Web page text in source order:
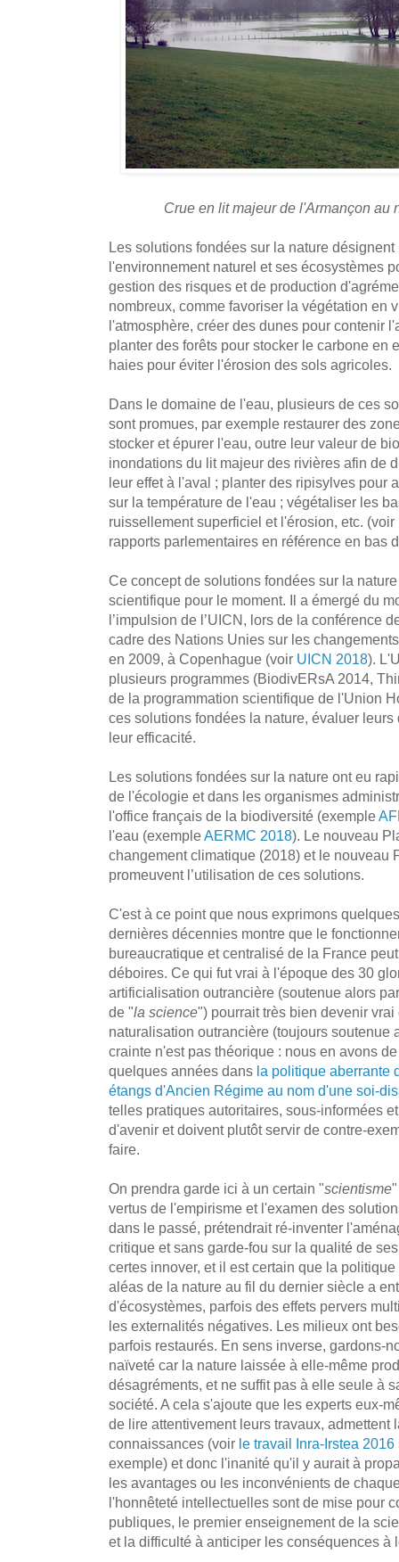
Crue en lit majeur de l'Armançon au
Les solutions fondées sur la nature
l'environnement naturel et ses écosystèmes
gestion des risques et de production
nombreux, comme favoriser la végétation en
l'atmosphère, créer des dunes pour contenir
planter des forêts pour stocker le carbone en
haies pour éviter l'érosion des sols agricoles.
Dans le domaine de l'eau, plusieurs de ces
sont promues, par exemple restaurer des
stocker et épurer l'eau, outre leur valeur de
inondations du lit majeur des rivières afin de
leur effet à l'aval ; planter des ripisylves pour
sur la température de l'eau ; végétaliser les
ruissellement superficiel et l'érosion, etc. (voir
rapports parlementaires en référence en bas
Ce concept de solutions fondées sur la
scientifique pour le moment. Il a émergé du
l’impulsion de l’UICN, lors de la conférence
cadre des Nations Unies sur les
en 2009, à Copenhague (voir UICN 2018).
plusieurs programmes (BiodivERsA 2014,
de la programmation scientifique de l'Union
ces solutions fondées la nature, évaluer
leur efficacité.
Les solutions fondées sur la nature ont eu
de l'écologie et dans les organismes
l'office français de la biodiversité (exemple
l'eau (exempleAERMC 2018). Le nouveau
changement climatique (2018) et le nouveau
promeuvent l’utilisation de ces solutions.
C'est à ce point que nous exprimons
dernières décennies montre que le
bureaucratique et centralisé de la France
déboires. Ce qui fut vrai à l'époque des 30
artificialisation outrancière (soutenue alors
de "la science") pourrait très bien devenir
naturalisation outrancière (toujours soutenue
crainte n'est pas théorique : nous en avons
quelques années dans la politique aberrante
étangs d'Ancien Régime au nom d'une soi-
telles pratiques autoritaires, sous-informées
d'avenir et doivent plutôt servir de contre-
faire.
On prendra garde ici à un certain "scientisme
vertus de l'empirisme et l'examen des
dans le passé, prétendrait ré-inventer
critique et sans garde-fou sur la qualité de
certes innover, et il est certain que la
aléas de la nature au fil du dernier siècle a
d'écosystèmes, parfois des effets pervers
les externalités négatives. Les milieux ont
parfois restaurés. En sens inverse, gardons-
naïveté car la nature laissée à elle-même
désagréments, et ne suffit pas à elle seule à
société. A cela s'ajoute que les experts eux-
de lire attentivement leurs travaux, admettent
connaissances (voir le travail Inra-Irstea 2016
exemple) et donc l'inanité qu'il y aurait à
les avantages ou les inconvénients de
l'honnêteté intellectuelles sont de mise pour
publiques, le premier enseignement de la
et la difficulté à anticiper les conséquences à